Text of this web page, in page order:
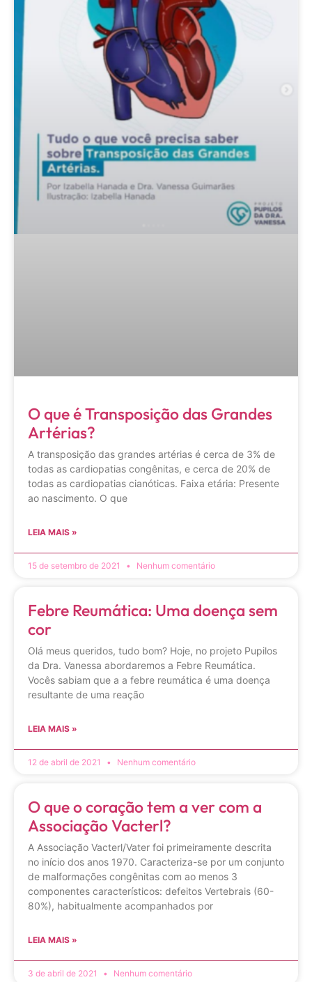
O que é Transposição das Grandes
Artérias?
A transposição das grandes artérias é cerca de 3% de
todas as cardiopatias congênitas, e cerca de 20% de
todas as cardiopatias cianóticas. Faixa etária: Presente
ao nascimento. O que
LEIA MAIS »
15 de setembro de 2021 Nenhum comentário
Febre Reumática: Uma doença sem
cor
Olá meus queridos, tudo bom? Hoje, no projeto Pupilos
da Dra. Vanessa abordaremos a Febre Reumática.
Vocês sabiam que a a febre reumática é uma doença
resultante de uma reação
LEIA MAIS »
12 de abril de 2021 Nenhum comentário
O que o coração tem a ver com a
Associação Vacterl?
A Associação Vacterl/Vater foi primeiramente descrita
no início dos anos 1970. Caracteriza-se por um conjunto
de malformações congênitas com ao menos 3
componentes característicos: defeitos Vertebrais (60-
80%), habitualmente acompanhados por
LEIA MAIS »
3 de abril de 2021 Nenhum comentário